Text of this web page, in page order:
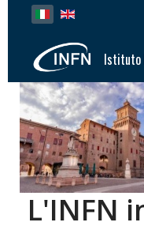
Seleziona la tua lingua
Istituto
L'INFN